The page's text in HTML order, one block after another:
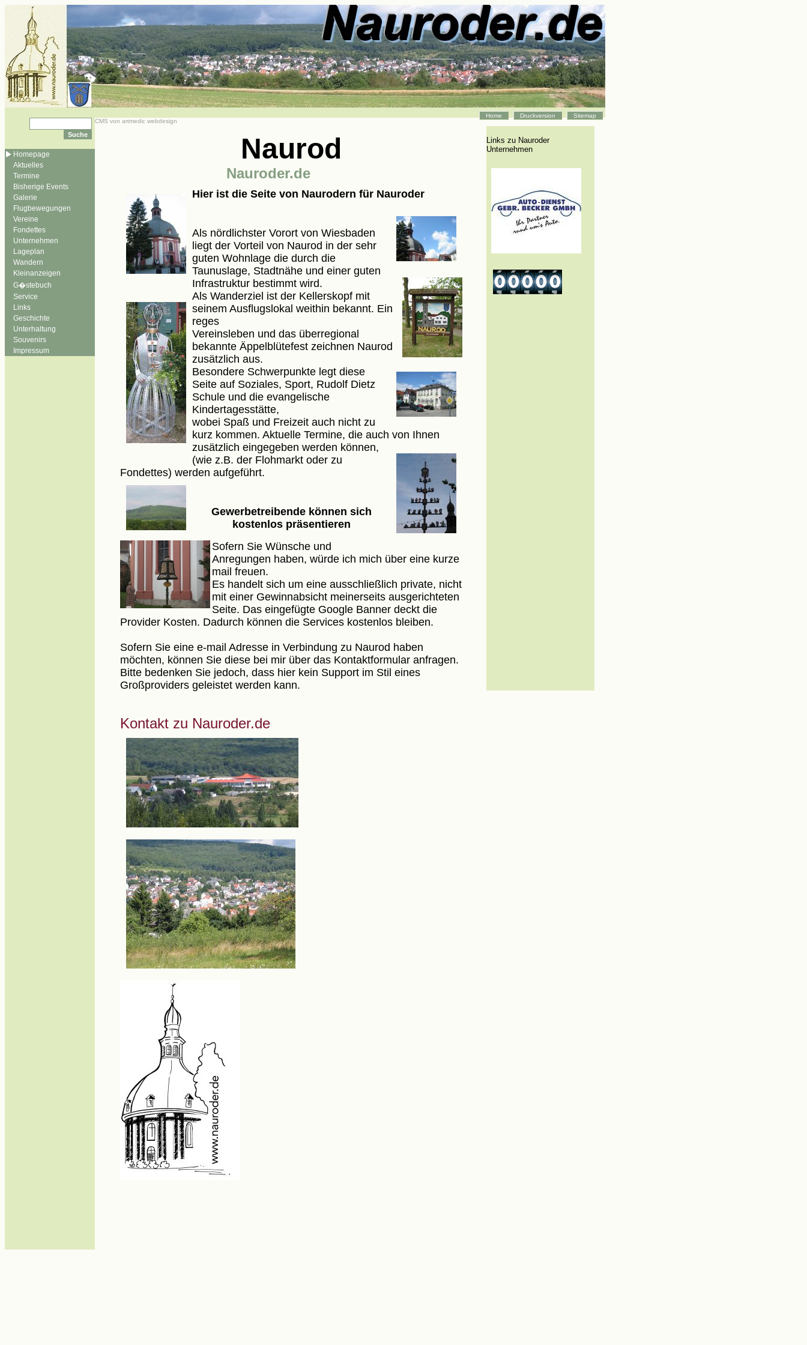
Home Druckversion Sitemap
Homepage
Aktuelles
Termine
Bisherige Events
Galerie
Flugbewegungen
Vereine
Fondettes
Unternehmen
Lageplan
Wandern
Kleinanzeigen
G�stebuch
Service
Links
Geschichte
Unterhaltung
Souvenirs
Impressum
Naurod
Nauroder.de
Hier ist die Seite von Naurodern für Nauroder
Als nördlichster Vorort von Wiesbaden
liegt der Vorteil von Naurod in der sehr
guten Wohnlage die durch die
Taunuslage, Stadtnähe und einer guten
Infrastruktur bestimmt wird.
Als Wanderziel ist der Kellerskopf mit
seinem Ausflugslokal weithin bekannt. Ein
reges
Vereinsleben und das überregional
bekannte Äppelblütefest zeichnen Naurod
zusätzlich aus.
Besondere Schwerpunkte legt diese
Seite auf Soziales, Sport, Rudolf Dietz
Schule und die evangelische
Kindertagesstätte,
wobei Spaß und Freizeit auch nicht zu
kurz kommen. Aktuelle Termine, die auch von Ihnen
zusätzlich eingegeben werden können,
(wie z.B. der Flohmarkt oder zu
Fondettes) werden aufgeführt.
Gewerbetreibende können sich
kostenlos präsentieren
Sofern Sie Wünsche und
Anregungen haben, würde ich mich über eine kurze
mail freuen.
Es handelt sich um eine ausschließlich private, nicht
mit einer Gewinnabsicht meinerseits ausgerichteten
Seite. Das eingefügte Google Banner deckt die
Provider Kosten. Dadurch können die Services kostenlos bleiben.
Sofern Sie eine e-mail Adresse in Verbindung zu Naurod haben
möchten, können Sie diese bei mir über das Kontaktformular anfragen.
Bitte bedenken Sie jedoch, dass hier kein Support im Stil eines
Großproviders geleistet werden kann.
Kontakt zu Nauroder.de
Links zu Nauroder
Unternehmen
CMS von artmedic webdesign